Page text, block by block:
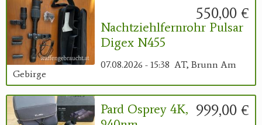
Geschenke
Reviereinrichtungen
550,00 €
Nachtziehlfernrohr Pulsar
Digex N455
07.08.2026 - 15:38 AT, Brunn Am
Gebirge
999,00 €
Pard Osprey 4K,